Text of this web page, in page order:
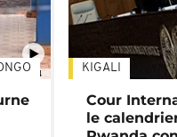
01:34 KIGALI
Cour
le